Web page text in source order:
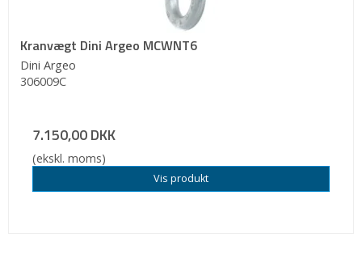
Kranvægt Dini Argeo MCWNT6
Dini Argeo
306009C
7.150,00 DKK
(ekskl. moms)
Vis produkt